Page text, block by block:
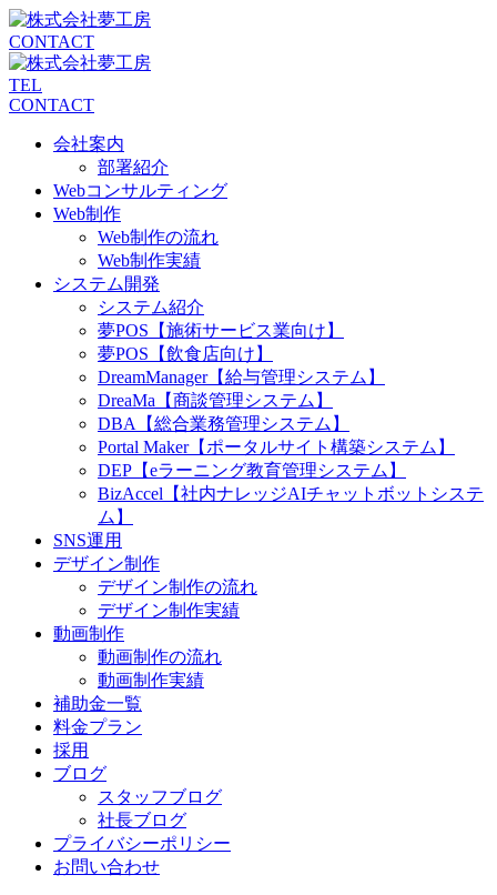
CONTACT
TEL
CONTACT
会社案内
部署紹介
Webコンサルティング
Web制作
Web制作の流れ
Web制作実績
システム開発
システム紹介
夢POS【施術サービス業向け】
夢POS【飲食店向け】
DreamManager【給与管理システム】
DreaMa【商談管理システム】
DBA【総合業務管理システム】
Portal Maker【ポータルサイト構築システム】
DEP【eラーニング教育管理システム】
BizAccel【社内ナレッジAIチャットボットシステ
ム】
SNS運用
デザイン制作
デザイン制作の流れ
デザイン制作実績
動画制作
動画制作の流れ
動画制作実績
補助金一覧
料金プラン
採用
ブログ
スタッフブログ
社長ブログ
プライバシーポリシー
お問い合わせ